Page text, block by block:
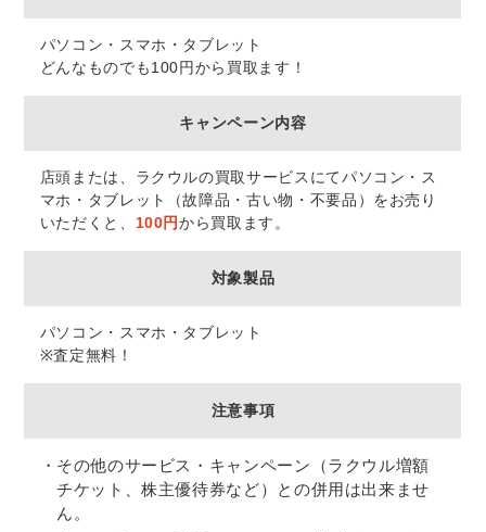
パソコン・スマホ・タブレット
どんなものでも100円から買取ます！
キャンペーン内容
店頭または、ラクウルの買取サービスにてパソコン・ス
マホ・タブレット（故障品・古い物・不要品）をお売り
いただくと、 100円から買取ます。
対象製品
パソコン・スマホ・タブレット
※査定無料！
注意事項
その他のサービス・キャンペーン（ラクウル増額
チケット、株主優待券など）との併用は出来ませ
ん。